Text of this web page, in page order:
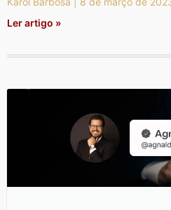
Ler artigo »